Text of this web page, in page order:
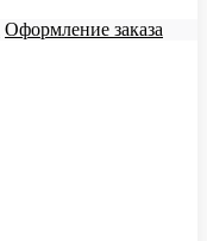
Оформление заказа